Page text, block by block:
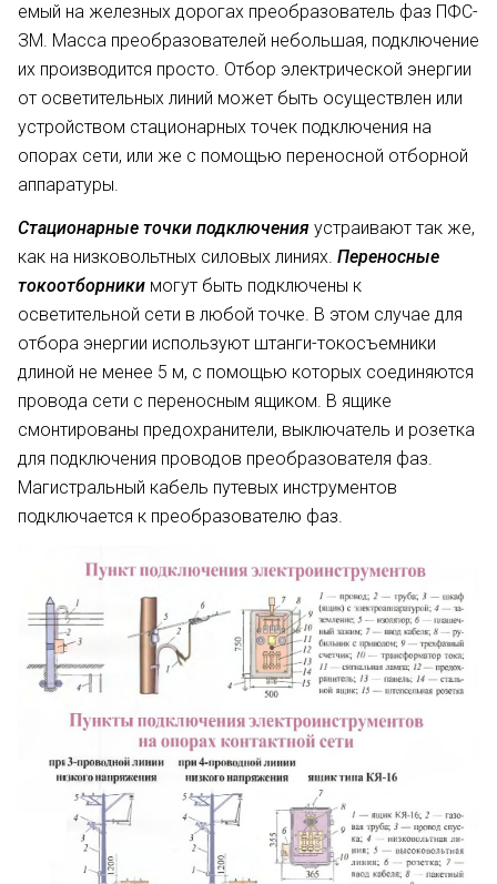
емый на железных дорогах преобра­зователь фаз ПФС-
ЗМ. Масса преобра­зователей небольшая, подключение
их производится просто. Отбор электрической энергии
от освети­тельных линий может быть осущест­влен или
устройством стационарных точек подключения на
опорах сети, или же с помощью переносной от­борной
аппаратуры.
Стационарные точки подключе­ния устраивают так же,
как на низ­ковольтных силовых линиях. Пере­носные
токоотборники могут быть подключены к
осветительной сети в любой точке. В этом случае для
отбора энергии используют штан­ги-токосъемники
длиной не менее 5 м, с помощью которых соединя­ются
провода сети с переносным ящиком. В ящике
смонтированы предохранители, выключатель и ро­зетка
для подключения проводов преобразователя фаз.
Магистраль­ный кабель путевых инструментов
подключается к преобразователю фаз.